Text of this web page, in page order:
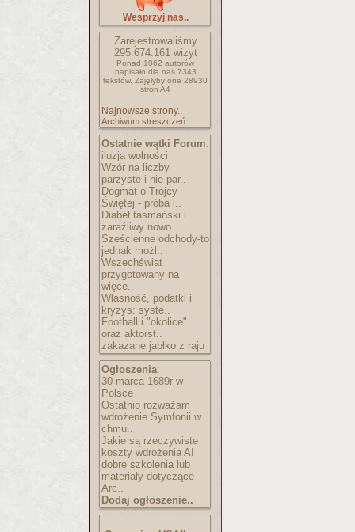
Wesprzyj nas..
Zarejestrowaliśmy
295.674.161wizyt
Ponad 1062 autorów
napisało dla nas 7343
tekstów. Zajęłyby one 28930
stron A4
Najnowsze strony..
Archiwum streszczeń..
Ostatnie wątki Forum:
iluzja wolności
Wzór na liczby
parzyste i nie par..
Dogmat o Trójcy
Świętej - próba l..
Diabeł tasmański i
zaraźliwy nowo..
Sześcienne odchody-to
jednak możl..
Wszechświat
przygotowany na
więce..
Własność, podatki i
kryzys: syste..
Football i "okolice"
oraz aktorst..
zakazane jabłko z raju
Ogłoszenia:
30 marca 1689r w
Polsce
Ostatnio rozważam
wdrożenie Symfonii w
chmu..
Jakie są rzeczywiste
koszty wdrożenia AI
dobre szkolenia lub
materiały dotyczące
Arc..
Dodaj ogłoszenie..